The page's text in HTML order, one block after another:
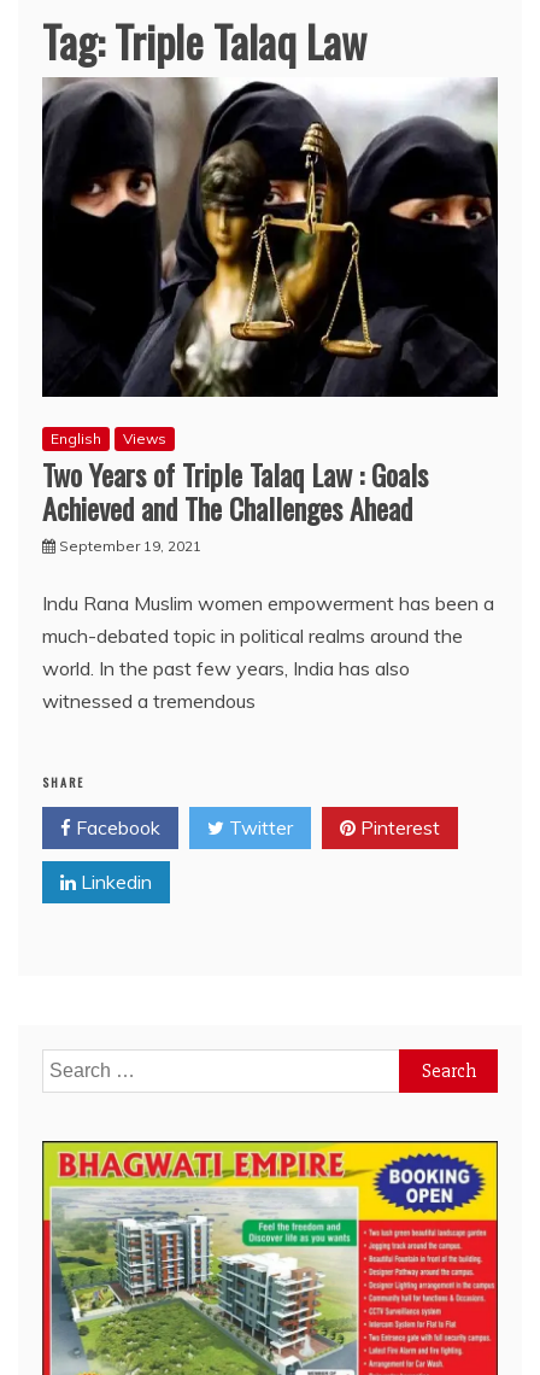
Tag:Triple Talaq Law
English Views
Two Years of Triple Talaq Law : Goals
Achieved and The Challenges Ahead
September 19, 2021
Indu Rana Muslim women empowerment has been a
much-debated topic in political realms around the
world. In the past few years, India has also
witnessed a tremendous
SHARE
Facebook Twitter Pinterest
Linkedin
Search
for: